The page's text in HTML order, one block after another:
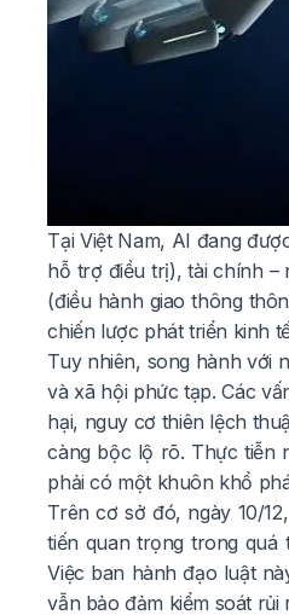
Tại Việt Nam, AI đang
hỗ trợ điều trị), tài chính –
(điều hành giao thông
chiến lược phát triển kinh
Tuy nhiên, song hành với
và xã hội phức tạp. Các
hại, nguy cơ thiên lệch
càng bộc lộ rõ. Thực tiễn
phải có một khuôn khổ
Trên cơ sở đó, ngày 10/
tiến quan trọng trong quá
Việc ban hành đạo luật
vẫn bảo đảm kiểm soát